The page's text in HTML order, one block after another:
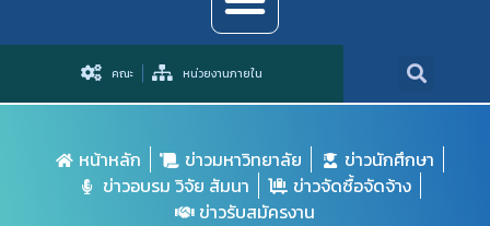
คณะ หน่วยงานภายใน
หน้าหลัก ข่าวมหาวิทยาลัย
ข่าวนักศึกษา
ข่าวอบรม วิจัย สัมนา
ข่าวจัดซื้อจัดจ้าง
ข่าวรับสมัครงาน